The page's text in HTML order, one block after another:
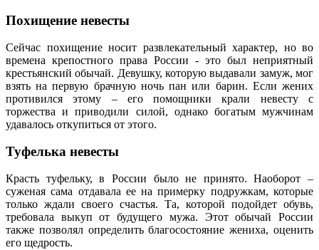
Похищение невесты
Сейчас похищение носит развлекательный характер, но во
времена крепостного права России - это был неприятный
крестьянский обычай. Девушку, которую выдавали замуж, мог
взять на первую брачную ночь пан или барин. Если жених
противился этому – его помощники крали невесту с
торжества и приводили силой, однако богатым мужчинам
удавалось откупиться от этого.
Туфелька невесты
Красть туфельку, в России было не принято. Наоборот –
суженая сама отдавала ее на примерку подружкам, которые
только ждали своего счастья. Та, которой подойдет обувь,
требовала выкуп от будущего мужа. Этот обычай России
также позволял определить благосостояние жениха, оценить
его щедрость.